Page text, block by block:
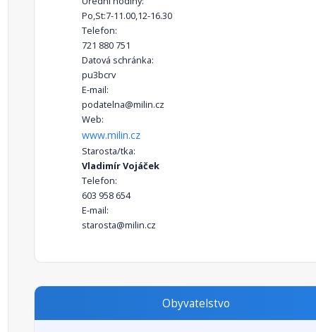
Po,St:7-11.00,12-16.30
Telefon:
721 880 751
Datová schránka:
pu3bcrv
E-mail:
podatelna@milin.cz
Web:
www.milin.cz
Starosta/tka:
Vladimír Vojáček
Telefon:
603 958 654
E-mail:
starosta@milin.cz
Obyvatelstvo